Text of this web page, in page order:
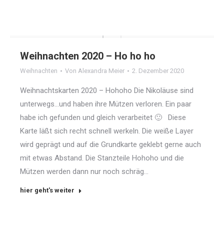
Weihnachten 2020 – Ho ho ho
Weihnachten Von Alexandra Meier 2. Dezember 2020
Weihnachtskarten 2020 – Hohoho Die Nikoläuse sind
unterwegs…und haben ihre Mützen verloren. Ein paar
habe ich gefunden und gleich verarbeitet 🙂 Diese
Karte läßt sich recht schnell werkeln. Die weiße Layer
wird geprägt und auf die Grundkarte geklebt gerne auch
mit etwas Abstand. Die Stanzteile Hohoho und die
Mützen werden dann nur noch schräg…
hier geht's weiter